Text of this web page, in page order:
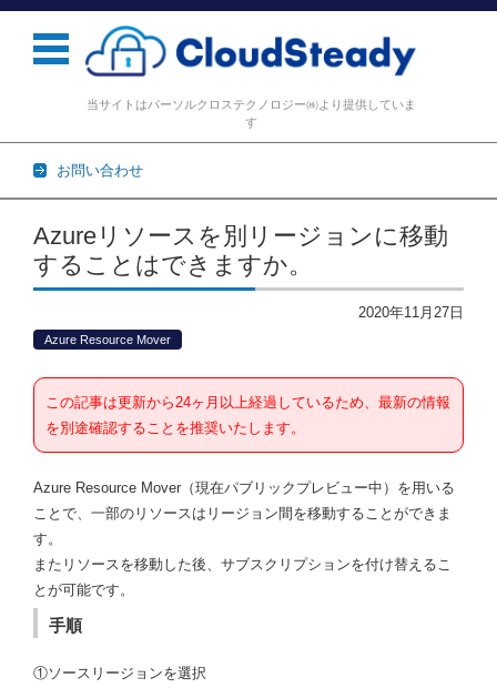
当サイトはパーソルクロステクノロジー㈱より提供していま
す
お問い合わせ
コンテンツに移動
Azureリソースを別リージョンに移動
することはできますか。
2020年11月27日
Azure Resource Mover
この記事は更新から24ヶ月以上経過しているため、最新の情報
を別途確認することを推奨いたします。
Azure Resource Mover（現在パブリックプレビュー中）を用いる
ことで、一部のリソースはリージョン間を移動することができま
す。
またリソースを移動した後、サブスクリプションを付け替えるこ
とが可能です。
手順
①ソースリージョンを選択